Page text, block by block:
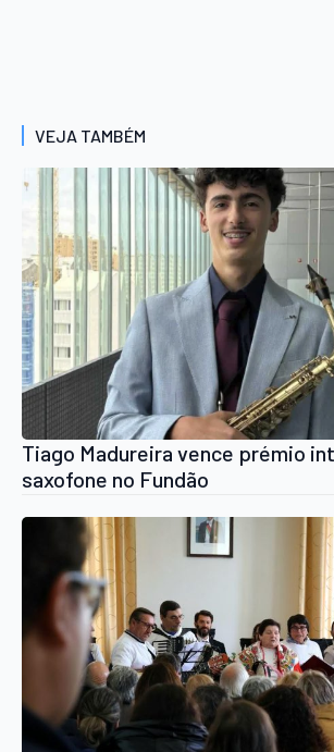
VEJA TAMBÉM
Tiago Madureira vence prémio
saxofone no Fundão